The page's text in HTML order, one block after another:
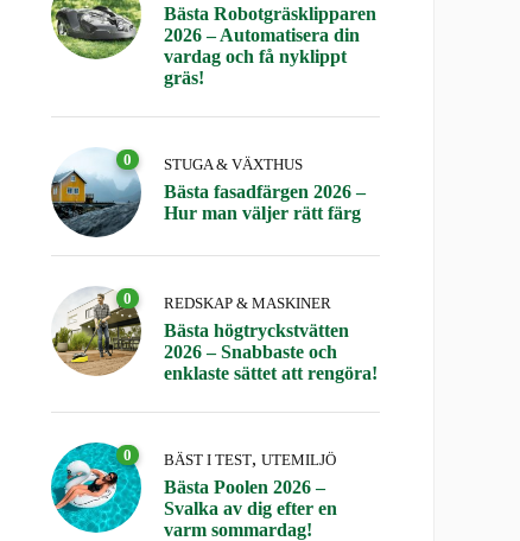
Bästa Robotgräsklipparen
2026 – Automatisera din
vardag och få nyklippt
gräs!
0 STUGA & VÄXTHUS
Bästa fasadfärgen 2026 –
Hur man väljer rätt färg
0 REDSKAP & MASKINER
Bästa högtryckstvätten
2026 – Snabbaste och
enklaste sättet att rengöra!
0 BÄST I TEST, UTEMILJÖ
Bästa Poolen 2026 –
Svalka av dig efter en
varm sommardag!